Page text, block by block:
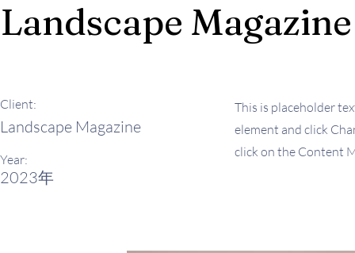
Landscape
Client:
Landscape Magazine
Year:
2023年
This is placeholder
element and click
click on the Content